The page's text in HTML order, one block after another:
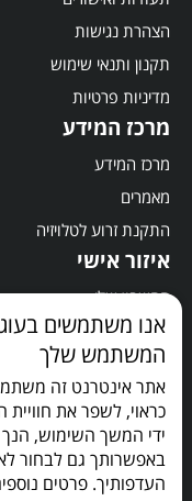
הצהרת נגישות
תקנון ותנאי שימוש
מדיניות פרטיות
מרכז המידע
מרכז המידע
מאמרים
התקנת זרוע לטלויזיה
איזור אישי
החשבון שלי
סל קניות
תשלום
הישארו מעודכנים
אנו משתמשים
המשתמש שלך
אתר אינטרנט זה
כראוי, לשפר את
ידי המשך השימוש, הנך
באפשרותך גם לבחור
העדפותיך. פרטים